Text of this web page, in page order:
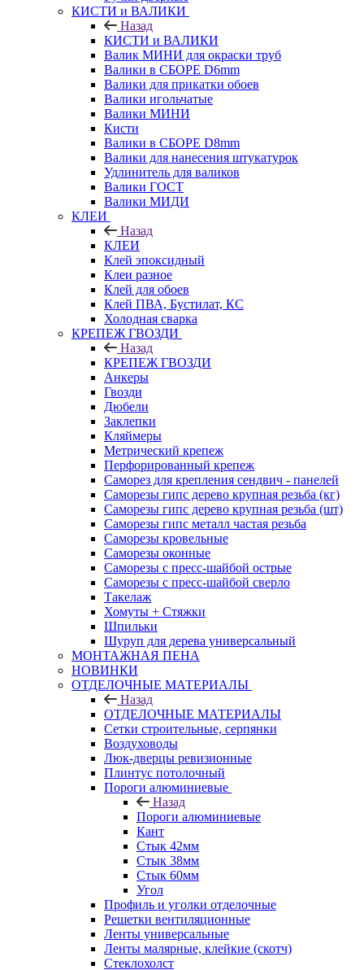
КИСТИ и ВАЛИКИ
Назад
КИСТИ и ВАЛИКИ
Валик МИНИ для окраски труб
Валики в СБОРЕ D6mm
Валики для прикатки обоев
Валики игольчатые
Валики МИНИ
Кисти
Валики в СБОРЕ D8mm
Валики для нанесения штукатурок
Удлинитель для валиков
Валики ГОСТ
Валики МИДИ
КЛЕИ
Назад
КЛЕИ
Клей эпоксидный
Клеи разное
Клей для обоев
Клей ПВА, Бустилат, КС
Холодная сварка
КРЕПЕЖ ГВОЗДИ
Назад
КРЕПЕЖ ГВОЗДИ
Анкеры
Гвозди
Дюбели
Заклепки
Кляймеры
Метрический крепеж
Перфорированный крепеж
Саморез для крепления сендвич - панелей
Саморезы гипс дерево крупная резьба (кг)
Саморезы гипс дерево крупная резьба (шт)
Саморезы гипс металл частая резьба
Саморезы кровельные
Саморезы оконные
Саморезы с пресс-шайбой острые
Саморезы с пресс-шайбой сверло
Такелаж
Хомуты + Стяжки
Шпильки
Шуруп для дерева универсальный
МОНТАЖНАЯ ПЕНА
НОВИНКИ
ОТДЕЛОЧНЫЕ МАТЕРИАЛЫ
Назад
ОТДЕЛОЧНЫЕ МАТЕРИАЛЫ
Сетки строительные, серпянки
Воздуховоды
Люк-дверцы ревизионные
Плинтус потолочный
Пороги алюминиевые
Назад
Пороги алюминиевые
Кант
Стык 42мм
Стык 38мм
Стык 60мм
Угол
Профиль и уголки отделочные
Решетки вентиляционные
Ленты универсальные
Ленты малярные, клейкие (скотч)
Стеклохолст